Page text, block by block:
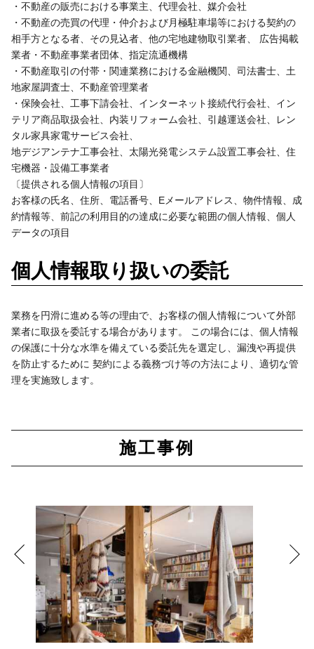
・不動産の販売における事業主、代理会社、媒介会社
・不動産の売買の代理・仲介および月極駐車場等における契約の
相手方となる者、その見込者、他の宅地建物取引業者、 広告掲載
業者・不動産事業者団体、指定流通機構
・不動産取引の付帯・関連業務における金融機関、司法書士、土
地家屋調査士、不動産管理業者
・保険会社、工事下請会社、インターネット接続代行会社、イン
テリア商品取扱会社、内装リフォーム会社、引越運送会社、レン
タル家具家電サービス会社、
地デジアンテナ工事会社、太陽光発電システム設置工事会社、住
宅機器・設備工事業者
〔提供される個人情報の項目〕
お客様の氏名、住所、電話番号、Eメールアドレス、物件情報、成
約情報等、前記の利用目的の達成に必要な範囲の個人情報、個人
データの項目
個人情報取り扱いの委託
業務を円滑に進める等の理由で、お客様の個人情報について外部
業者に取扱を委託する場合があります。 この場合には、個人情報
の保護に十分な水準を備えている委託先を選定し、漏洩や再提供
を防止するために 契約による義務づけ等の方法により、適切な管
理を実施致します。
施工事例